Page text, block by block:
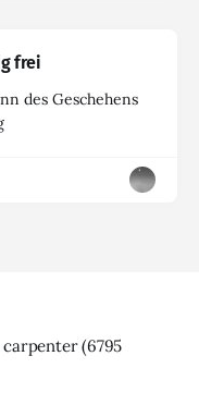
frei
des Geschehens
carpenter(6795